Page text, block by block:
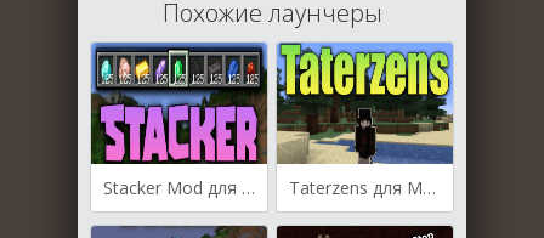
Похожие лаунчеры
Stacker Mod для Майнкрафт [1.19.4, 1.19.3, 1.19.2] Taterzens для Майнкрафт [1.19.3, 1.19.2, 1.19]